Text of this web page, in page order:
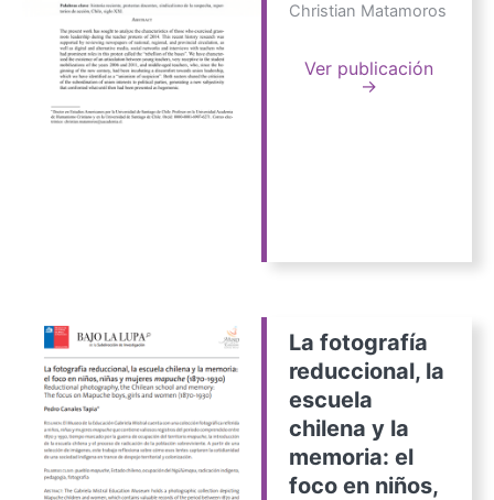
Christian Matamoros
Ver publicación
→
La fotografía
reduccional, la
escuela
chilena y la
memoria: el
foco en niños,